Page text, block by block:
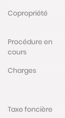
Copropriété
Procédure en
cours
Charges
Taxe foncière